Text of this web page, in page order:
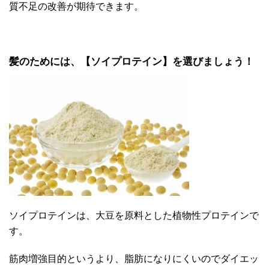
質不足の改善が期待できます。
髪のためには、【ソイプロテイン】を選びましょう！
ソイプロテインは、大豆を原料とした植物性プロテインで
す。
筋肉増強目的というより、脂肪になりにくいのでダイエッ